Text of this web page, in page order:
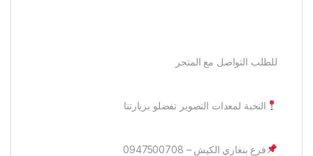
للطلب التواصل مع المتجر
النخبة لمعدات التصوير تفضلو بزيارتنا
فرع بنغازي الكيش – 0947500708